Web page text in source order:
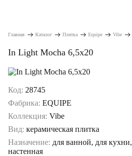
Главная Каталог Плитка Equipe Vibe
In Light Mocha 6,5x20
Код: 28745
Фабрика: EQUIPE
Коллекция: Vibe
Вид: керамическая плитка
Назначение: для ванной, для кухни,
настенная